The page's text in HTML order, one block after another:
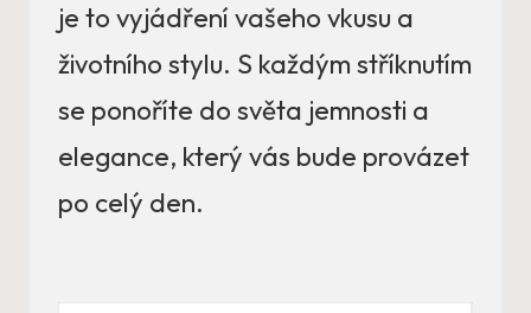
je to vyjádření vašeho vkusu a
životního stylu. S každým stříknutím
se ponoříte do světa jemnosti a
elegance, který vás bude provázet
po celý den.